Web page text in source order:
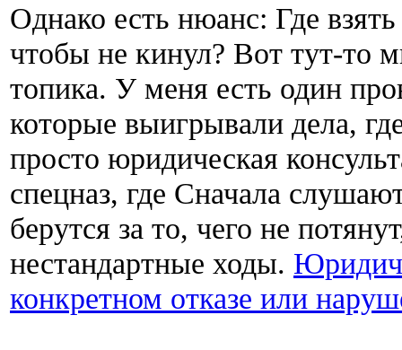
Однако есть нюанс: Где
чтобы не кинул? Вот тут-то
топика. У меня есть один
которые выигрывали дела,
просто юридическая
спецназ, где Сначала
берутся за то, чего не
нестандартные ходы.
конкретном отказе или